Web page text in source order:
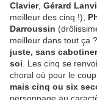
Clavier, Gérard
meilleur des cinq !),
Darroussin
meilleur dans tout ça ?
juste, sans
soi . Les cinq se
choral où pour le
mais cinq ou six